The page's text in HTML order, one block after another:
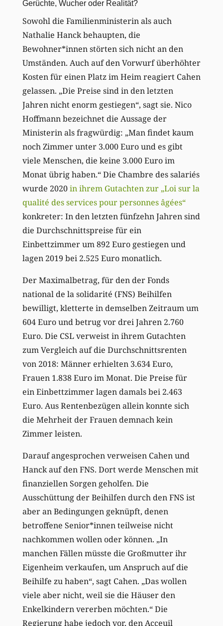
Gerüchte, Wucher oder Realität?
Sowohl die Familienministerin als auch
Nathalie Hanck behaupten, die
Bewohner*innen störten sich nicht an den
Umständen. Auch auf den Vorwurf überhöhter
Kosten für einen Platz im Heim reagiert Cahen
gelassen. „Die Preise sind in den letzten
Jahren nicht enorm gestiegen“, sagt sie. Nico
Hoffmann bezeichnet die Aussage der
Ministerin als fragwürdig: „Man findet kaum
noch Zimmer unter 3.000 Euro und es gibt
viele Menschen, die keine 3.000 Euro im
Monat übrig haben.“ Die Chambre des salariés
wurde 2020in ihrem Gutachten zur „Loi sur la
qualité des services pour personnes âgées“
konkreter: In den letzten fünfzehn Jahren sind
die Durchschnittspreise für ein
Einbettzimmer um 892 Euro gestiegen und
lagen 2019 bei 2.525 Euro monatlich.
Der Maximalbetrag, für den der Fonds
national de la solidarité (FNS) Beihilfen
bewilligt, kletterte in demselben Zeitraum um
604 Euro und betrug vor drei Jahren 2.760
Euro. Die CSL verweist in ihrem Gutachten
zum Vergleich auf die Durchschnittsrenten
von 2018: Männer erhielten 3.634 Euro,
Frauen 1.838 Euro im Monat. Die Preise für
ein Einbettzimmer lagen damals bei 2.463
Euro. Aus Rentenbezügen allein konnte sich
die Mehrheit der Frauen demnach kein
Zimmer leisten.
Darauf angesprochen verweisen Cahen und
Hanck auf den FNS. Dort werde Menschen mit
finanziellen Sorgen geholfen. Die
Ausschüttung der Beihilfen durch den FNS ist
aber an Bedingungen geknüpft, denen
betroffene Senior*innen teilweise nicht
nachkommen wollen oder können. „In
manchen Fällen müsste die Großmutter ihr
Eigenheim verkaufen, um Anspruch auf die
Beihilfe zu haben“, sagt Cahen. „Das wollen
viele aber nicht, weil sie die Häuser den
Enkelkindern vererben möchten.“ Die
Regierung habe jedoch vor, den Acceuil